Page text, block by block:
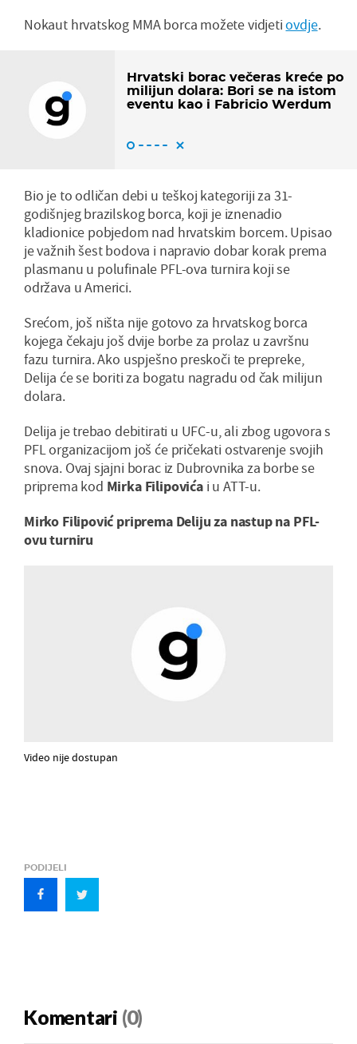
Nokaut hrvatskog MMA borca možete vidjetiovdje.
Hrvatski borac večeras kreće po
milijun dolara: Bori se na istom
eventu kao i Fabricio Werdum
Bio je to odličan debi u teškoj kategoriji za 31-
godišnjeg brazilskog borca, koji je iznenadio
kladionice pobjedom nad hrvatskim borcem. Upisao
je važnih šest bodova i napravio dobar korak prema
plasmanu u polufinale PFL-ova turnira koji se
održava u Americi.
Srećom, još ništa nije gotovo za hrvatskog borca
kojega čekaju još dvije borbe za prolaz u završnu
fazu turnira. Ako uspješno preskoči te prepreke,
Delija će se boriti za bogatu nagradu od čak milijun
dolara.
Delija je trebao debitirati u UFC-u, ali zbog ugovora s
PFL organizacijom još će pričekati ostvarenje svojih
snova. Ovaj sjajni borac iz Dubrovnika za borbe se
priprema kod Mirka Filipovićai u ATT-u.
Mirko Filipović priprema Deliju za nastup na PFL-
ovu turniru
Video nije dostupan
PODIJELI
Komentari (0)